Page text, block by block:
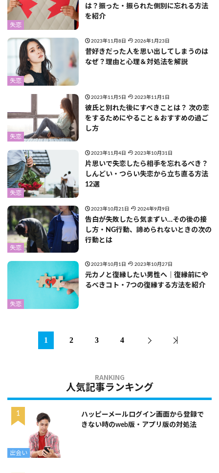
失恋
は？振った・振られた側別に忘れる方法
を紹介
失恋
2023年11月8日 2026年1月23日
昔好きだった人を思い出してしまうのは
なぜ？理由と心理＆対処法を解説
失恋
2023年11月5日 2023年11月1日
彼氏と別れた後にすべきことは？ 次の恋
をするためにやること＆おすすめの過ご
し方
失恋
2023年11月4日 2023年10月31日
片思いで失恋したら相手を忘れるべき？
しんどい・つらい失恋から立ち直る方法
12選
失恋
2023年10月21日 2024年9月9日
告白が失敗したら気まずい…その後の接
し方・NG行動、諦められないときの次の
行動とは
失恋
2023年10月1日 2023年10月27日
元カノと復縁したい男性へ｜復縁前にや
るべきコト・7つの復縁する方法を紹介
1 2 3 4
人気記事ランキング
出会い
ハッピーメールログイン画面から登録で
きない時のweb版・アプリ版の対処法